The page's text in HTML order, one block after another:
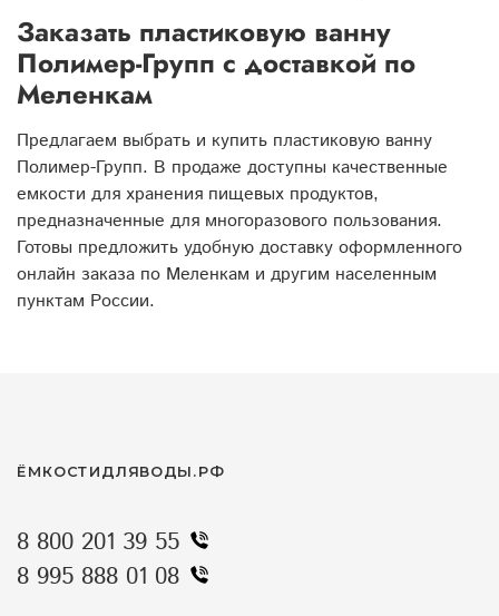
Заказать пластиковую ванну
Полимер-Групп с доставкой по
Меленкам
Предлагаем выбрать и купить пластиковую ванну
Полимер-Групп. В продаже доступны качественные
емкости для хранения пищевых продуктов,
предназначенные для многоразового пользования.
Готовы предложить удобную доставку оформленного
онлайн заказа по Меленкам и другим населенным
пунктам России.
ЁМКОСТИДЛЯВОДЫ.РФ
8 800 201 39 55
8 995 888 01 08